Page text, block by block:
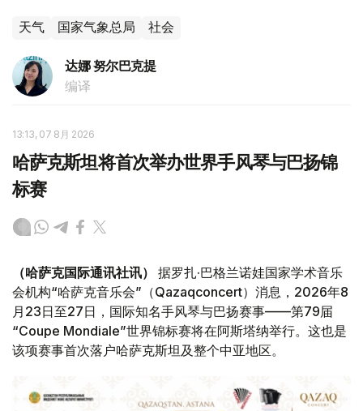
天气 国家气象总局 社会
达娜 努尔巴克提
编译
13:13, 07 8月 2026
哈萨克斯坦将首次举办世界手风琴与巴扬锦
标赛
（哈萨克国际通讯社讯）
据罗扎·巴格兰诺娃国家学术音乐
会机构“哈萨克音乐会”（Qazaqconcert）消息，2026年8
月23日至27日，国际知名手风琴与巴扬赛事——第79届
“Coupe Mondiale”世界锦标赛将在阿斯塔纳举行。这也是
该项赛事首次落户哈萨克斯坦及整个中亚地区。